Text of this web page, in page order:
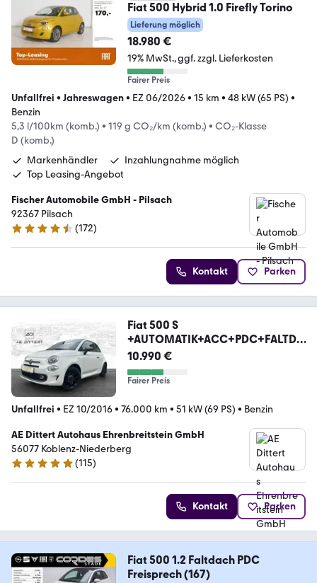
Fiat 500 Hybrid 1.0 Firefly Torino
Lieferung möglich
18.980 €
19% MwSt. ggf. zzgl. Lieferkosten
Fairer Preis
Unfallfrei • Jahreswagen• EZ 06/2026• 15 km • 48 kW (65 PS) •
Benzin
5,3 l/100km (komb.) • 119 g CO₂/km (komb.) • CO₂-Klasse
D (komb.)
Markenhändler
Inzahlungnahme möglich
Top Leasing-Angebot
Fischer Automobile GmbH - Pilsach
92367 Pilsach
4.7 Sterne
(172)
Kontakt Parken
Fiat 500 S
+AUTOMATIK+ACC+PDC+FALTDA
CH+
10.990 €
Fairer Preis
Unfallfrei • EZ 10/2016• 76.000 km • 51 kW (69 PS) • Benzin
AE Dittert Autohaus Ehrenbreitstein GmbH
56077 Koblenz-Niederberg
4.9 Sterne
(115)
Kontakt Parken
Fiat 500 1.2 Faltdach PDC
Freisprech (167)